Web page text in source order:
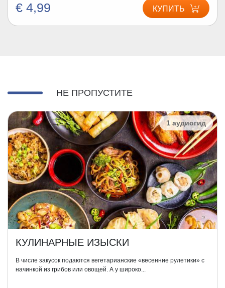
€ 4,99 КУПИТЬ
НЕ ПРОПУСТИТЕ
1 аудиогид
КУЛИНАРНЫЕ ИЗЫСКИ
В числе закусок подаются вегетарианские «весенние рулетики» с
начинкой из грибов или овощей. А у широко...